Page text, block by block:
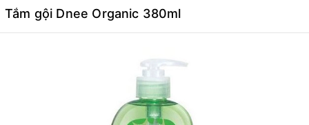
Tắm gội Dnee Organic 380ml